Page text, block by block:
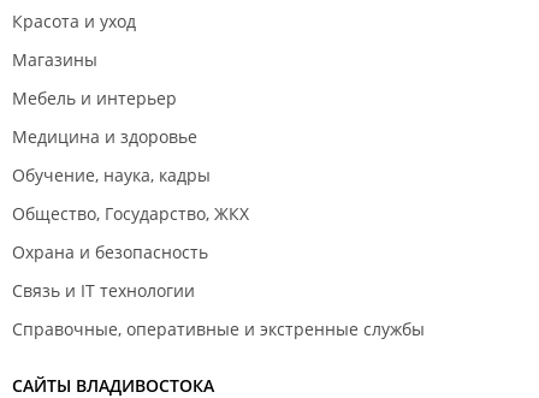
Красота и уход
Магазины
Мебель и интерьер
Медицина и здоровье
Обучение, наука, кадры
Общество, Государство, ЖКХ
Охрана и безопасность
Связь и IT технологии
Справочные, оперативные и экстренные службы
САЙТЫ ВЛАДИВОСТОКА